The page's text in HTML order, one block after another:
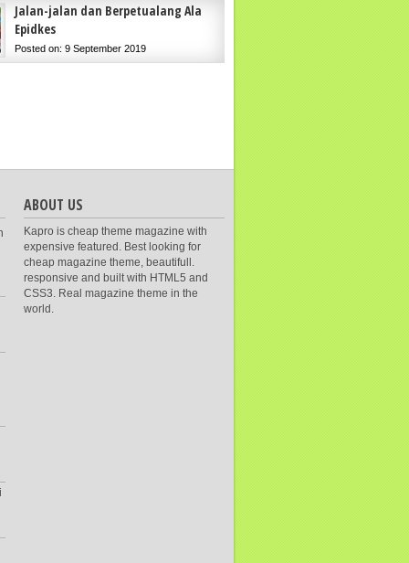
Jalan-jalan dan Berpetualang Ala
Epidkes
Posted on: 9 September 2019
ABOUT US
Kapro is cheap theme magazine with
expensive featured. Best looking for
cheap magazine theme, beautifull.
responsive and built with HTML5 and
CSS3. Real magazine theme in the
world.